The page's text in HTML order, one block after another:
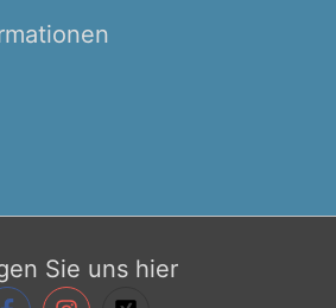
Sie uns hier